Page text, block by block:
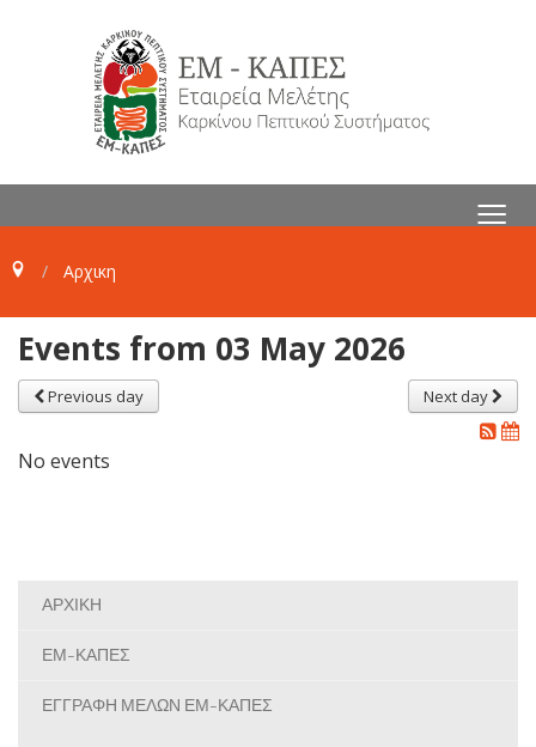
≡
Αρχικη
Events from 03 May 2026
Previous day Next day
No events
ΑΡΧΙΚΗ
ΕΜ-ΚΑΠΕΣ
ΕΓΓΡΑΦΗ ΜΕΛΩΝ ΕΜ-ΚΑΠΕΣ